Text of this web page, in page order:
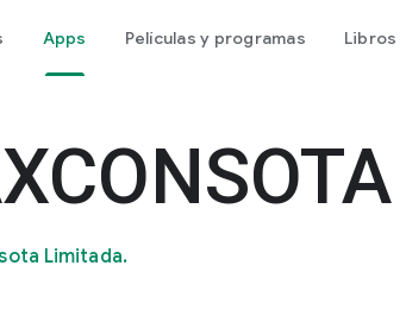
Apps Películas y programas Libros
Limitada.